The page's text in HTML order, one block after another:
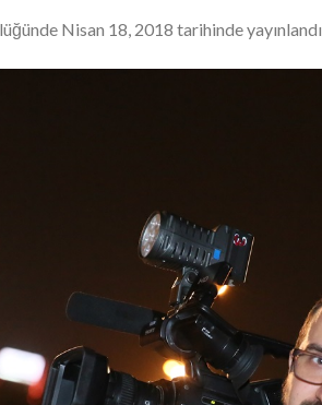
Nisan 18, 2018 tarihinde yayınlandı